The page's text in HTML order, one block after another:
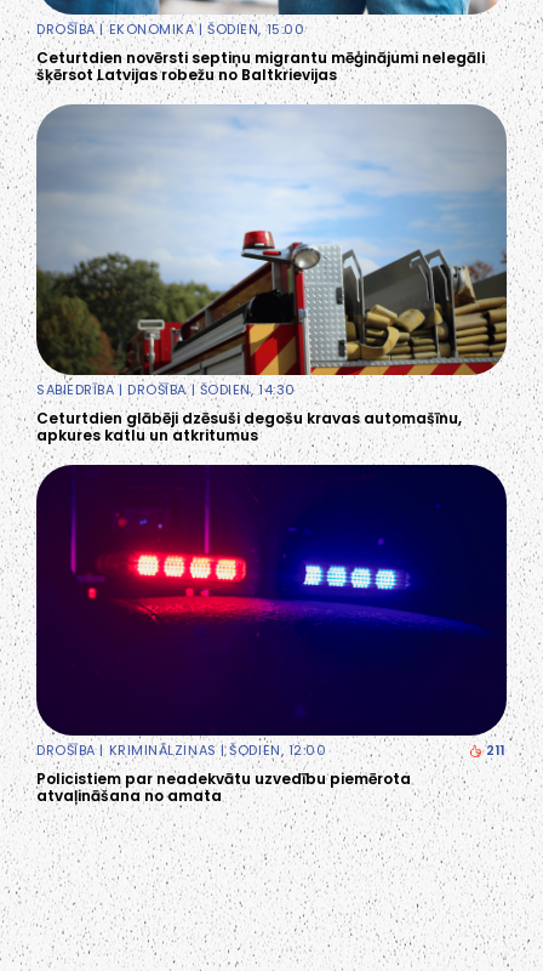
DROŠĪBA|EKONOMIKA| ŠODIEN, 15:00
Ceturtdien novērsti septiņu migrantu mēģinājumi nelegāli
šķērsot Latvijas robežu no Baltkrievijas
SABIEDRĪBA|DROŠĪBA| ŠODIEN, 14:30
Ceturtdien glābēji dzēsuši degošu kravas automašīnu,
apkures katlu un atkritumus
DROŠĪBA| KRIMINĀLZIŅAS| ŠODIEN, 12:00 211
Policistiem par neadekvātu uzvedību piemērota
atvaļināšana no amata